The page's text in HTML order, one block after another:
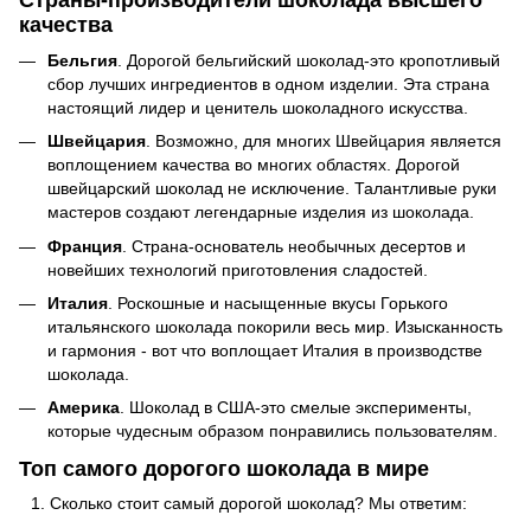
качества
Бельгия . Дорогой бельгийский шоколад-это кропотливый
сбор лучших ингредиентов в одном изделии. Эта страна
настоящий лидер и ценитель шоколадного искусства.
Швейцария. Возможно, для многих Швейцария является
воплощением качества во многих областях. Дорогой
швейцарский шоколад не исключение. Талантливые руки
мастеров создают легендарные изделия из шоколада.
Франция . Страна-основатель необычных десертов и
новейших технологий приготовления сладостей.
Италия . Роскошные и насыщенные вкусы Горького
итальянского шоколада покорили весь мир. Изысканность
и гармония - вот что воплощает Италия в производстве
шоколада.
Америка. Шоколад в США-это смелые эксперименты,
которые чудесным образом понравились пользователям.
Топ самого дорогого шоколада в мире
Сколько стоит самый дорогой шоколад? Мы ответим: